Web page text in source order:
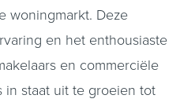
woningmarkt. Deze
en het enthousiaste
en commerciële
in staat uit te groeien tot